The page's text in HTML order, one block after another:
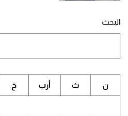
البحث
ن ث أرب خ